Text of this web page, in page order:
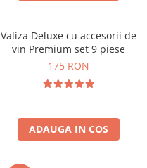
Valiza Deluxe cu accesorii de
vin Premium set 9 piese
175 RON
ADAUGA IN COS